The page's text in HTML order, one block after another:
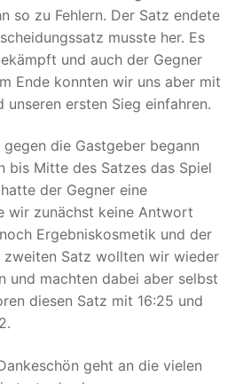
so zu Fehlern. Der Satz endete
musste her. Es
und auch der Gegner
Ende konnten wir uns aber mit
unseren ersten Sieg einfahren.
die Gastgeber begann
bis Mitte des Satzes das Spiel
der Gegner eine
wir zunächst keine Antwort
Ergebniskosmetik und der
zweiten Satz wollten wir wieder
und machten dabei aber selbst
diesen Satz mit 16:25 und
geht an die vielen